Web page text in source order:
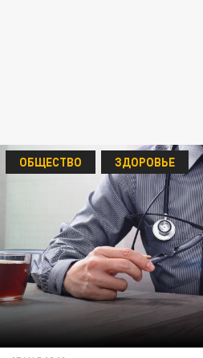
ОБЩЕСТВО ЗДОРОВЬЕ